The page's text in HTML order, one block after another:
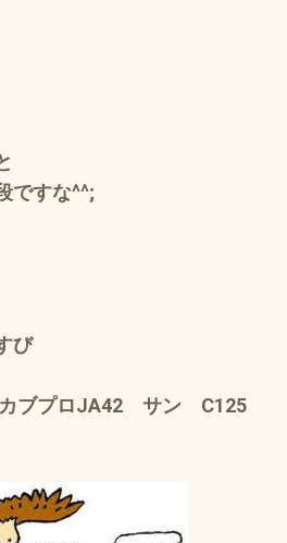
ですな^^;
び
プロJA42 サン C125